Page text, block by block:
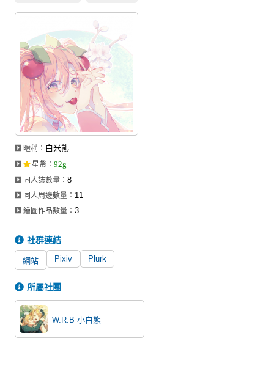
會員功能選單
會員中心
註冊會員
登入
暱稱： 白米熊
星幣 ：92g
同人誌數量：8
同人周邊數量： 11
繪圖作品數量：3
社群連結
網站 Pixiv Plurk
所屬社團
W.R.B 小白熊